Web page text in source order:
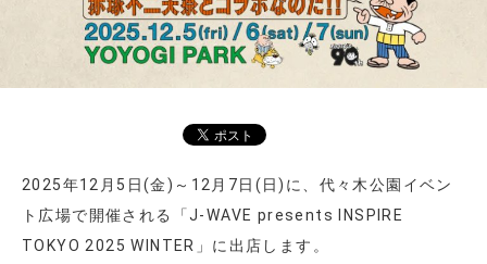
2025年12月5日(金)～12月7日(日)に、代々木公園イベン
ト広場で開催される「J-WAVE presents INSPIRE
TOKYO 2025 WINTER」に出店します。